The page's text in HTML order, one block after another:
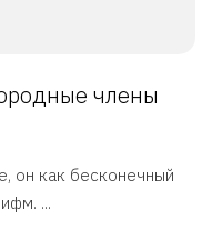
члены
он как бесконечный
...